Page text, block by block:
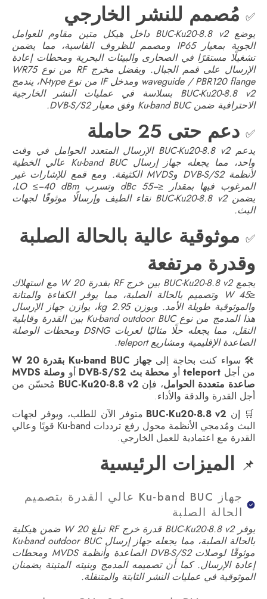
✅ مُصمم للنشر الخارجي
يوضع BUC-Ku20-8.8 v2 داخل هيكل متين مقاوم للعوامل
الجوية بمعيار IP65 ومصمم للظروف القاسية، مما يضمن
تشغيلًا مستقرًا في الصحارى والبيئات البحرية ومحطات إعادة
الإرسال على قمم الجبال. وبفضل مخرج RF من نوع WR75
waveguide / PBR120 flange ومدخل IF من نوع N-type، يندمج
BUC-Ku20-8.8 v2 بسلاسة في عمليات النشر الخارجية
الاحترافية ضمن Ku-band BUC وفق معيار DVB-S/S2.
✅ دعم حتى 25 حاملة
يدعم BUC-Ku20-8.8 v2 الإرسال المتعدد الحوامل في وقت
واحد، مما يجعله جهاز إرسال Ku-band BUC عالي الخطية
لأنظمة DVB-S/S2 وMVDS الكثيفة. ومع قمع للإشارات غير
المرغوب فيها بمقدار ≤−55 dBc وتسرب LO ≤−40 dBm،
يضمن BUC-Ku20-8.8 v2 نقاء الطيف وإرسالًا موثوقًا لجهات
البث.
✅ موثوقية عالية بالحالة الصلبة
وقدرة مرتفعة
يجمع BUC-Ku20-8.8 v2 بين خرج RF بقدرة 20 W مع استهلاك
≤45 W وتصميم بالحالة الصلبة، مما يوفر الكفاءة والمتانة
والموثوقية طويلة الأمد. وبوزن 2.95 kg، يوازن جهاز الإرسال
هذا المدمج من نوع Ku-band outdoor BUC بين القدرة وقابلية
النقل، مما يجعله حلًا مثاليًا لعربات DSNG ومحطات الوصلة
الصاعدة الإقليمية ومشاريع teleport.
🛠️ سواء كنت بحاجة إلىجهاز Ku-band BUC بقدرة 20 W
من أجل teleportأو محطة بث DVB-S/S2 أو
وصلة MVDS
صاعدة متعددة الحوامل، فإن BUC-Ku20-8.8 v2 مُحسّن من
أجل القدرة والدقة والأداء.
🛒 إن BUC-Ku20-8.8 v2 متوفر الآن للطلب، ويوفر لجهات
البث ومُدمجي الأنظمة محول رفع ترددات Ku-band قويًا وعالي
القدرة مع اعتمادية للعمل الخارجي.
📌 الميزات الرئيسية
جهاز Ku-band BUC عالي القدرة بتصميم
الحالة الصلبة
يوفر BUC-Ku20-8.8 v2 قدرة خرج RF تبلغ 20 W ضمن هيكلية
بالحالة الصلبة، مما يجعله جهاز إرسال Ku-band outdoor BUC
موثوقًا لوصلات DVB-S/S2 الصاعدة وأنظمة MVDS ومحطات
إعادة الإرسال. كما أن تصميمه المدمج وبنيته المتينة يضمنان
الموثوقية في عمليات النشر الثابتة والمتنقلة.